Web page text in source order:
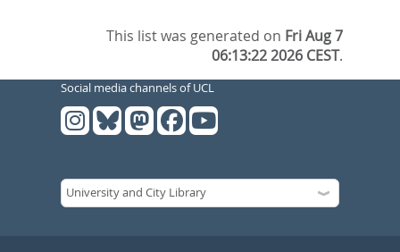
This list was generated on Fri Aug 7
06:13:22 2026 CEST.
Social media channels of UCL